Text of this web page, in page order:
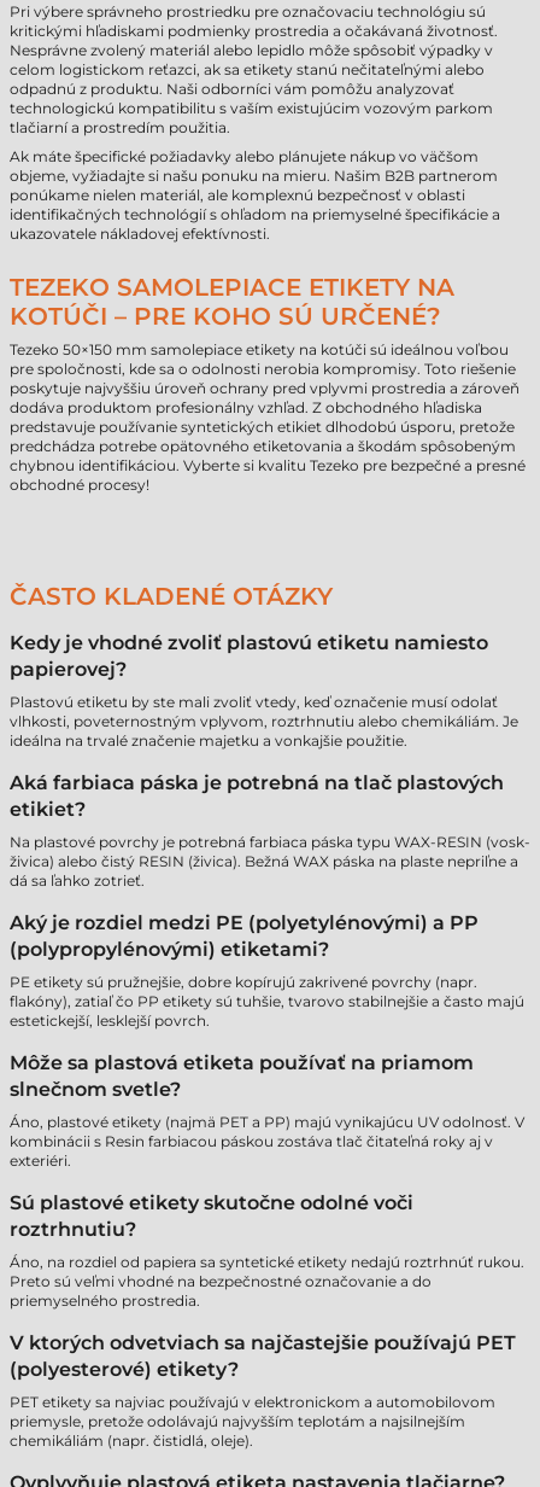
Pri výbere správneho prostriedku pre označovaciu technológiu sú
kritickými hľadiskami podmienky prostredia a očakávaná životnosť.
Nesprávne zvolený materiál alebo lepidlo môže spôsobiť výpadky v
celom logistickom reťazci, ak sa etikety stanú nečitateľnými alebo
odpadnú z produktu. Naši odborníci vám pomôžu analyzovať
technologickú kompatibilitu s vaším existujúcim vozovým parkom
tlačiarní a prostredím použitia.
Ak máte špecifické požiadavky alebo plánujete nákup vo väčšom
objeme, vyžiadajte si našu ponuku na mieru. Našim B2B partnerom
ponúkame nielen materiál, ale komplexnú bezpečnosť v oblasti
identifikačných technológií s ohľadom na priemyselné špecifikácie a
ukazovatele nákladovej efektívnosti.
TEZEKO SAMOLEPIACE ETIKETY NA
KOTÚČI – PRE KOHO SÚ URČENÉ?
Tezeko 50×150 mm samolepiace etikety na kotúči sú ideálnou voľbou
pre spoločnosti, kde sa o odolnosti nerobia kompromisy. Toto riešenie
poskytuje najvyššiu úroveň ochrany pred vplyvmi prostredia a zároveň
dodáva produktom profesionálny vzhľad. Z obchodného hľadiska
predstavuje používanie syntetických etikiet dlhodobú úsporu, pretože
predchádza potrebe opätovného etiketovania a škodám spôsobeným
chybnou identifikáciou. Vyberte si kvalitu Tezeko pre bezpečné a presné
obchodné procesy!
ČASTO KLADENÉ OTÁZKY
Kedy je vhodné zvoliť plastovú etiketu namiesto
papierovej?
Plastovú etiketu by ste mali zvoliť vtedy, keď označenie musí odolať
vlhkosti, poveternostným vplyvom, roztrhnutiu alebo chemikáliám. Je
ideálna na trvalé značenie majetku a vonkajšie použitie.
Aká farbiaca páska je potrebná na tlač plastových
etikiet?
Na plastové povrchy je potrebná farbiaca páska typu WAX-RESIN (vosk-
živica) alebo čistý RESIN (živica). Bežná WAX páska na plaste nepriľne a
dá sa ľahko zotrieť.
Aký je rozdiel medzi PE (polyetylénovými) a PP
(polypropylénovými) etiketami?
PE etikety sú pružnejšie, dobre kopírujú zakrivené povrchy (napr.
flakóny), zatiaľ čo PP etikety sú tuhšie, tvarovo stabilnejšie a často majú
estetickejší, lesklejší povrch.
Môže sa plastová etiketa používať na priamom
slnečnom svetle?
Áno, plastové etikety (najmä PET a PP) majú vynikajúcu UV odolnosť. V
kombinácii s Resin farbiacou páskou zostáva tlač čitateľná roky aj v
exteriéri.
Sú plastové etikety skutočne odolné voči
roztrhnutiu?
Áno, na rozdiel od papiera sa syntetické etikety nedajú roztrhnúť rukou.
Preto sú veľmi vhodné na bezpečnostné označovanie a do
priemyselného prostredia.
V ktorých odvetviach sa najčastejšie používajú PET
(polyesterové) etikety?
PET etikety sa najviac používajú v elektronickom a automobilovom
priemysle, pretože odolávajú najvyšším teplotám a najsilnejším
chemikáliám (napr. čistidlá, oleje).